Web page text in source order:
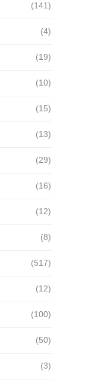
(141)
(4)
(19)
(10)
(15)
(13)
(29)
(16)
(12)
(8)
(517)
(12)
(100)
(50)
(3)